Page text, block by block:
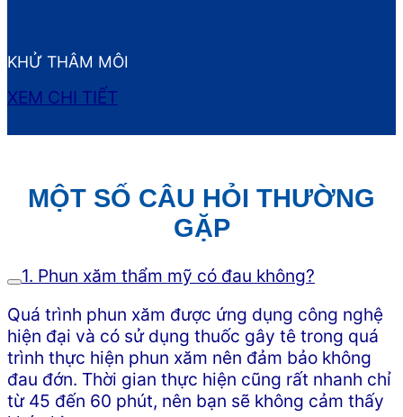
KHỬ THÂM MÔI
XEM CHI TIẾT
MỘT SỐ CÂU HỎI THƯỜNG
GẶP
1. Phun xăm thẩm mỹ có đau không?
Quá trình phun xăm được ứng dụng công nghệ
hiện đại và có sử dụng thuốc gây tê trong quá
trình thực hiện phun xăm nên đảm bảo không
đau đớn. Thời gian thực hiện cũng rất nhanh chỉ
từ 45 đến 60 phút, nên bạn sẽ không cảm thấy